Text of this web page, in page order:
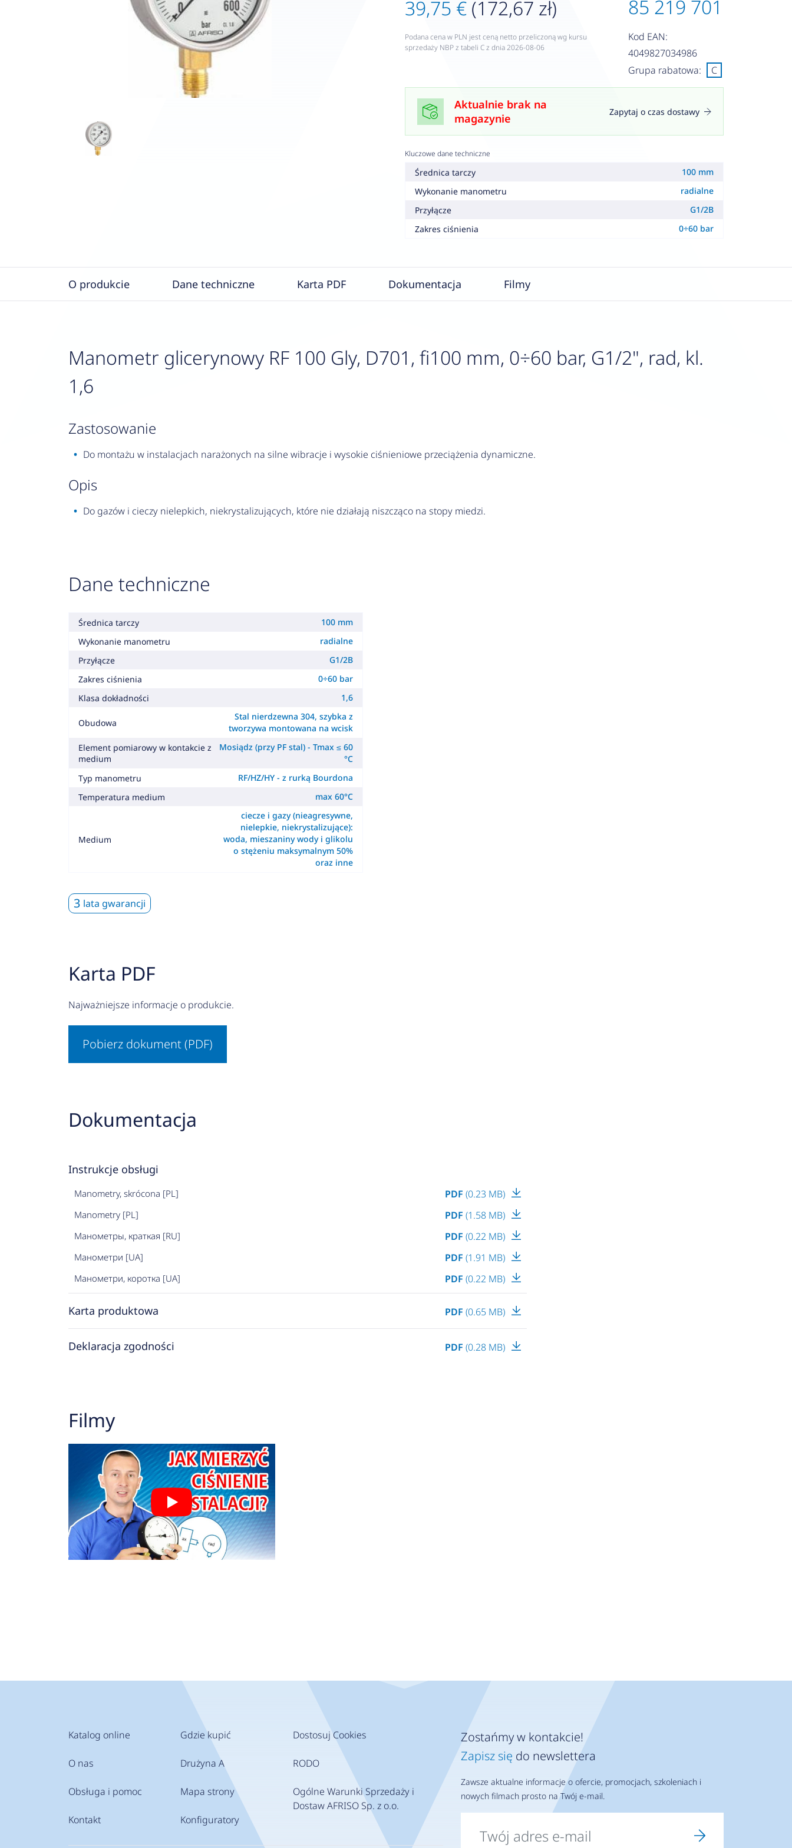
39,75 € (172,67 zł)
Podana cena w PLN jest ceną netto przeliczoną wg kursu
sprzedaży NBP z tabeli C z dnia 2026-08-06
85 219 701
Kod EAN:
4049827034986
Grupa rabatowa:
C
Aktualnie brak na
magazynie
Zapytaj o czas dostawy
Kluczowe dane techniczne
Średnica tarczy
100 mm
Wykonanie manometru
radialne
Przyłącze
G1/2B
Zakres ciśnienia
0÷60 bar
O produkcie Dane techniczne Karta PDF Dokumentacja Filmy
Manometr glicerynowy RF 100 Gly, D701, fi100 mm, 0÷60 bar, G1/2", rad, kl.
1,6
zastosowanie
Do montażu w instalacjach narażonych na silne wibracje i wysokie ciśnieniowe przeciążenia dynamiczne.
opis
Do gazów i cieczy nielepkich, niekrystalizujących, które nie działają niszcząco na stopy miedzi.
Dane techniczne
Średnica tarczy
100 mm
Wykonanie manometru
radialne
Przyłącze
G1/2B
Zakres ciśnienia
0÷60 bar
Klasa dokładności
1,6
Obudowa
Stal nierdzewna 304, szybka z
tworzywa montowana na wcisk
Element pomiarowy w kontakcie z
medium
Mosiądz (przy PF stal) - Tmax ≤ 60
°C
Typ manometru
RF/HZ/HY - z rurką Bourdona
Temperatura medium
max 60°C
Medium
ciecze i gazy (nieagresywne,
nielepkie, niekrystalizujące):
woda, mieszaniny wody i glikolu
o stężeniu maksymalnym 50%
oraz inne
3 lata gwarancji
Karta PDF
Najważniejsze informacje o produkcie.
Pobierz dokument (PDF)
Dokumentacja
Instrukcje obsługi
Manometry, skrócona [PL] PDF (0.23 MB)
Manometry [PL] PDF (1.58 MB)
Манометры, краткая [RU] PDF (0.22 MB)
Манометри [UA] PDF (1.91 MB)
Манометри, коротка [UA] PDF (0.22 MB)
Karta produktowa PDF (0.65 MB)
Deklaracja zgodności PDF (0.28 MB)
Filmy
Katalog online
O nas
Obsługa i pomoc
Kontakt
Gdzie kupić
Drużyna A
Mapa strony
Konfiguratory
Dostosuj Cookies
RODO
Ogólne Warunki Sprzedaży i
Dostaw AFRISO Sp. z o.o.
Zostańmy w kontakcie!
Zapisz się do newslettera
Zawsze aktualne informacje o ofercie, promocjach, szkoleniach i
nowych filmach prosto na Twój e-mail.